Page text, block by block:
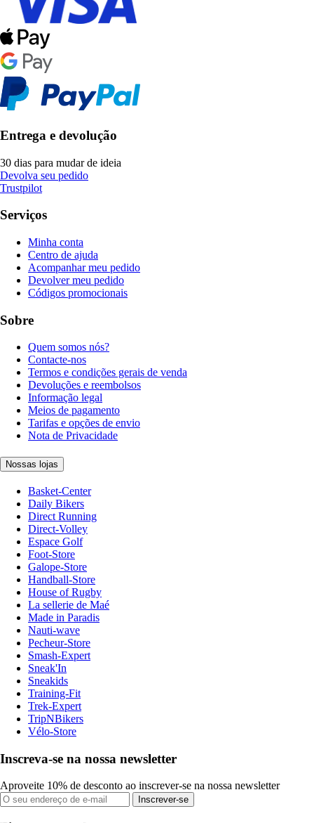
Entrega e devolução
30 dias para mudar de ideia
Devolva seu pedido
Trustpilot
Serviços
Minha conta
Centro de ajuda
Acompanhar meu pedido
Devolver meu pedido
Códigos promocionais
Sobre
Quem somos nós?
Contacte-nos
Termos e condições gerais de venda
Devoluções e reembolsos
Informação legal
Meios de pagamento
Tarifas e opções de envio
Nota de Privacidade
Nossas lojas
Basket-Center
Daily Bikers
Direct Running
Direct-Volley
Espace Golf
Foot-Store
Galope-Store
Handball-Store
House of Rugby
La sellerie de Maé
Made in Paradis
Nauti-wave
Pecheur-Store
Smash-Expert
Sneak'In
Sneakids
Training-Fit
Trek-Expert
TripNBikers
Vélo-Store
Inscreva-se na nossa newsletter
Aproveite 10% de desconto ao inscrever-se na nossa newsletter
Inscrever-se